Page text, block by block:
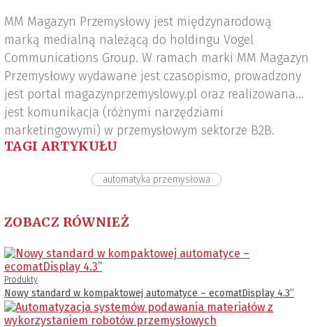
MM Magazyn Przemysłowy jest międzynarodową
marką medialną należącą do holdingu Vogel
Communications Group. W ramach marki MM Magazyn
Przemysłowy wydawane jest czasopismo, prowadzony
jest portal magazynprzemyslowy.pl oraz realizowana
jest komunikacja (różnymi narzędziami
marketingowymi) w przemysłowym sektorze B2B.
TAGI ARTYKUŁU
automatyka przemysłowa
ZOBACZ RÓWNIEŻ
Produkty
Nowy standard w kompaktowej automatyce – ecomatDisplay 4.3’’